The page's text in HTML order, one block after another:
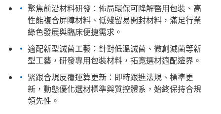
聚焦前沿材料研發：佈局環保可降解醫用包裝、高
性能複合屏障材料、低殘留易開封材料，滿足行業
綠色發展與臨床便捷需求。
適配新型滅菌工藝：針對低溫滅菌、微創滅菌等新
型工藝，研發專用包裝材料，拓寬選材適配邊界。
緊跟合規反覆運算更新：即時跟進法規、標準更
新，動態優化選材標準與質控體系，始終保持合規
領先性。